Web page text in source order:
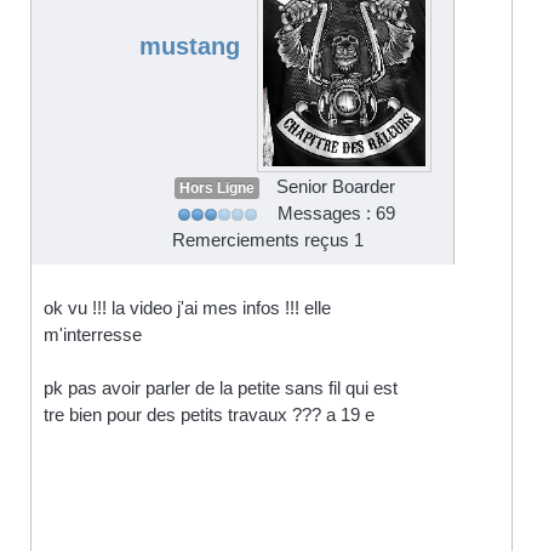
mustang
Hors Ligne
Senior Boarder
Messages : 69
Remerciements reçus 1
ok vu !!! la video j'ai mes infos !!! elle
m'interresse
pk pas avoir parler de la petite sans fil qui est
tre bien pour des petits travaux ??? a 19 e